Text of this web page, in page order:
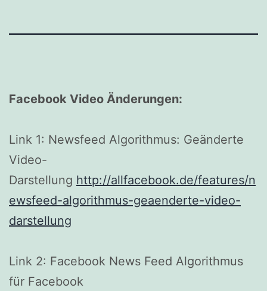
Facebook Video Änderungen:
Link 1: Newsfeed Algorithmus: Geänderte
Video-
Darstellung http://allfacebook.de/features/n
ewsfeed-algorithmus-geaenderte-video-
darstellung
Link 2: Facebook News Feed Algorithmus
für Facebook